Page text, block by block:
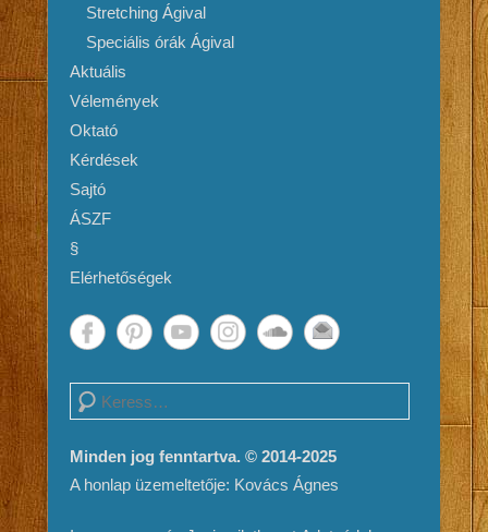
Stretching Ágival
Speciális órák Ágival
Aktuális
Vélemények
Oktató
Kérdések
Sajtó
ÁSZF
§
Elérhetőségek
Search
Minden jog fenntartva. © 2014-2025
A honlap üzemeltetője: Kovács Ágnes